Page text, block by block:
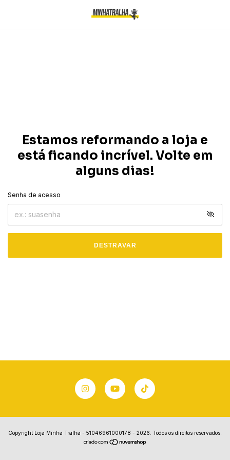
Estamos reformando a loja e
está ficando incrível. Volte em
alguns dias!
Senha de acesso
DESTRAVAR
Copyright Loja Minha Tralha - 51046961000178 - 2026. Todos os direitos reservados.